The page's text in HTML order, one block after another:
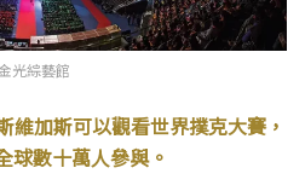
光綜藝館
維加斯可以觀看世界撲克大賽，
球數十萬人參與。